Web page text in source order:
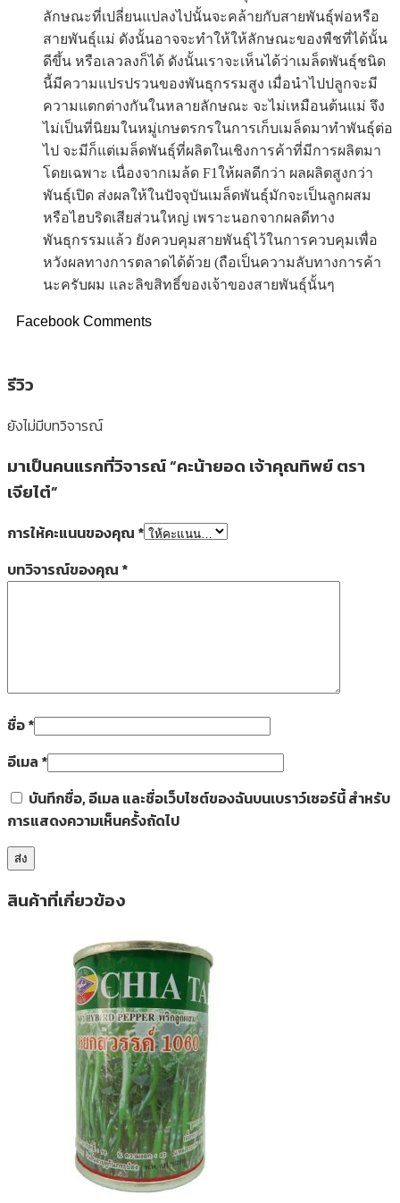
ลักษณะที่เปลี่ยนแปลงไปนั้นจะคล้ายกับสายพันธุ์พ่อหรือ
สายพันธุ์แม่ ดังนั้นอาจจะทำให้ให้ลักษณะของพืชที่ได้นั้น
ดีขึ้น หรือเลวลงก็ได้ ดังนั้นเราจะเห็นได้ว่าเมล็ดพันธุ์ชนิด
นี้มีความแปรปรวนของพันธุกรรมสูง เมื่อนำไปปลูกจะมี
ความแตกต่างกันในหลายลักษณะ จะไม่เหมือนต้นแม่ จึง
ไม่เป็นที่นิยมในหมู่เกษตรกรในการเก็บเมล็ดมาทำพันธุ์ต่อ
ไป จะมีก็แต่เมล็ดพันธุ์ที่ผลิตในเชิงการค้าที่มีการผลิตมา
โดยเฉพาะ เนื่องจากเมล้ด F1ให้ผลดีกว่า ผลผลิตสูงกว่า
พันธุ์เปิด ส่งผลให้ในปัจจุบันเมล็ดพันธุ์มักจะเป็นลูกผสม
หรือไฮบริดเสียส่วนใหญ่ เพราะนอกจากผลดีทาง
พันธุกรรมแล้ว ยังควบคุมสายพันธุ์ไว้ในการควบคุมเพื่อ
หวังผลทางการตลาดได้ด้วย (ถือเป็นความลับทางการค้า
นะครับผม และลิขสิทธิ์ของเจ้าของสายพันธุ์นั้นๆ
Facebook Comments
รีวิว
ยังไม่มีบทวิจารณ์
มาเป็นคนแรกที่วิจารณ์ “คะน้ายอด เจ้าคุณทิพย์ ตรา
เจียไต๋”
การให้คะแนนของคุณ *
บทวิจารณ์ของคุณ *
ชื่อ*
อีเมล *
บันทึกชื่อ, อีเมล และชื่อเว็บไซต์ของฉันบนเบราว์เซอร์นี้ สำหรับ
การแสดงความเห็นครั้งถัดไป
สินค้าที่เกี่ยวข้อง